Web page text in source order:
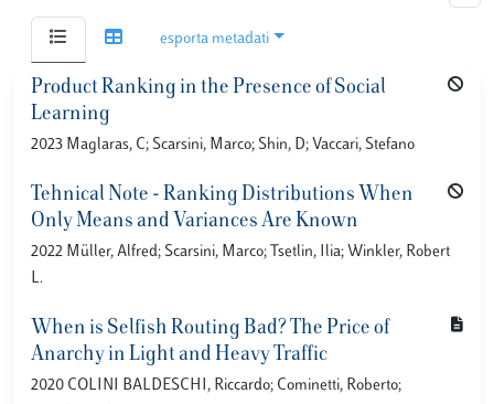
esporta metadati
Product Ranking in the Presence of Social
Learning
2023 Maglaras, C; Scarsini, Marco; Shin, D; Vaccari, Stefano
Tehnical Note - Ranking Distributions When
Only Means and Variances Are Known
2022 Müller, Alfred; Scarsini, Marco; Tsetlin, Ilia; Winkler, Robert
L.
When is Selfish Routing Bad? The Price of
Anarchy in Light and Heavy Traffic
2020 COLINI BALDESCHI, Riccardo; Cominetti, Roberto;